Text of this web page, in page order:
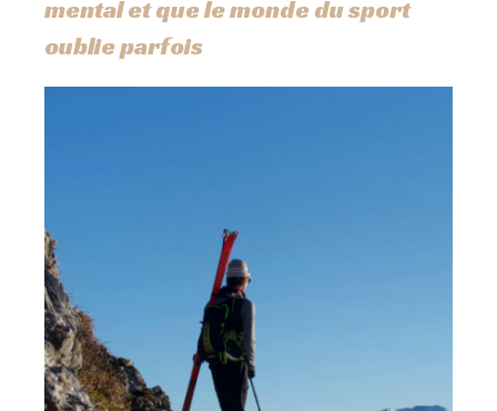
mental et que le monde du sport
oublie parfois